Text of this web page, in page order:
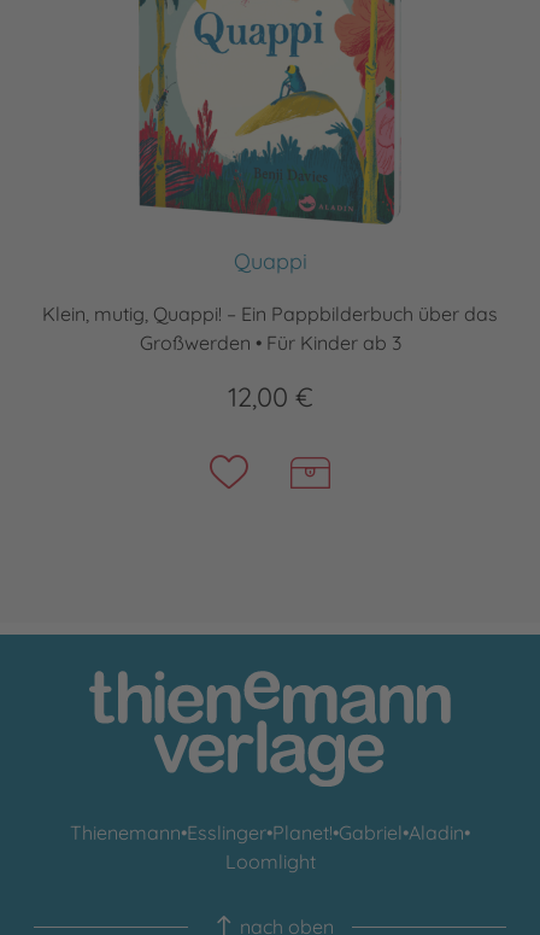
Quappi
Klein, mutig, Quappi! – Ein Pappbilderbuch über das
Großwerden • Für Kinder ab 3
12,00 €
Thienemann•Esslinger•Planet!•Gabriel•Aladin•
Loomlight
nach oben